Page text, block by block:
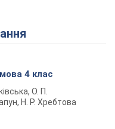
Video
4 клас
О. П.
Н. Р. Хребтова